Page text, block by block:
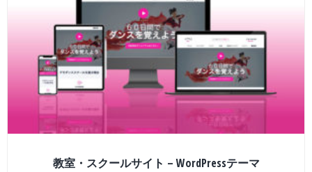
教室・スクールサイト – WordPressテーマ